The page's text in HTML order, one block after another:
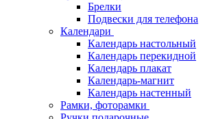
Брелки
Подвески для телефона
Календари
Календарь настольный
Календарь перекидной
Календарь плакат
Календарь-магнит
Календарь настенный
Рамки, фоторамки